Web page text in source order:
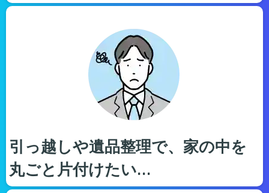
引っ越しや遺品整理で、家の中を
丸ごと片付けたい…